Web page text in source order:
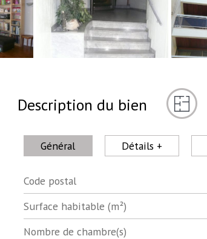
Description du bien
Général Détails +
Label
Code postal
Surface habitable (m²)
Nombre de chambre(s)